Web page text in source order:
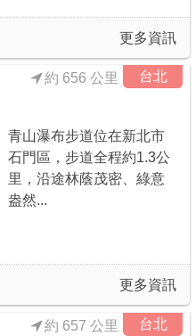
更多資訊
台北
約 656 公里
青山瀑布步道位在新北市
石門區，步道全程約1.3公
里，沿途林蔭茂密、綠意
盎然...
更多資訊
台北
約 657 公里